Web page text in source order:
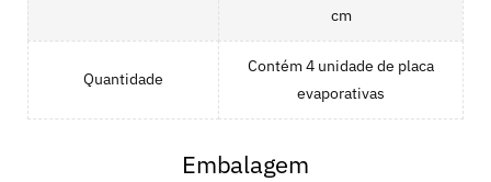
cm
Quantidade
Contém 4 unidade de placa
evaporativas
Embalagem